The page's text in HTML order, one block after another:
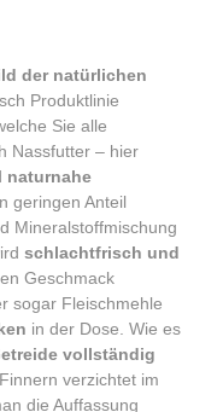
der natürlichen
Produktlinie
Sie alle
Nassfutter – hier
naturnahe
geringen Anteil
Mineralstoffmischung
schlachtfrisch und
Geschmack
sogar Fleischmehle
in der Dose. Wie es
vollständig
verzichtet im
die Auffassung